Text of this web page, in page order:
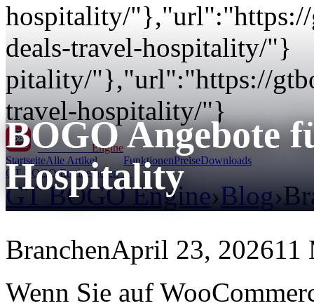
hospitality/"},"url":"https://
deals-travel-hospitality/"}
pitality/"},"url":"https://
travel-hospitality/"}
GT BOGO Engine
StartseiteAlle Artikel FunktionenPreiseDownloads
GT BOGO Engine holen →
GT BOGO Engine›Blog›
BOGO Angebote
Hospitality
BranchenApril 23, 202611
Wenn Sie auf